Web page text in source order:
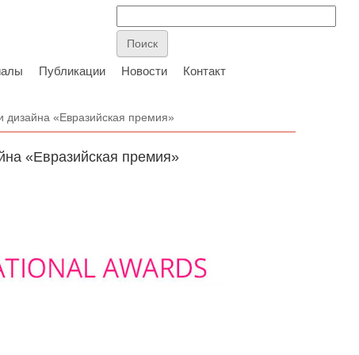
Публикации Новости Контакт
«Евразийская премия»
«Евразийская премия»